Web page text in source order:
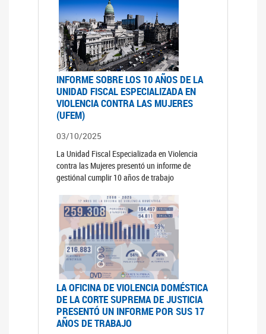
INFORME SOBRE LOS 10 AÑOS DE LA
UNIDAD FISCAL ESPECIALIZADA EN
VIOLENCIA CONTRA LAS MUJERES
(UFEM)
03/10/2025
La Unidad Fiscal Especializada en Violencia
contra las Mujeres presentó un informe de
gestiónal cumplir 10 años de trabajo
LA OFICINA DE VIOLENCIA DOMÉSTICA
DE LA CORTE SUPREMA DE JUSTICIA
PRESENTÓ UN INFORME POR SUS 17
AÑOS DE TRABAJO